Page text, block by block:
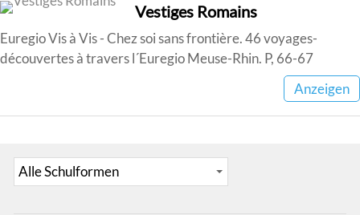
Vestiges Romains
Euregio Vis à Vis - Chez soi sans frontière. 46 voyages-
découvertes à travers l´Euregio Meuse-Rhin. P, 66-67
Anzeigen